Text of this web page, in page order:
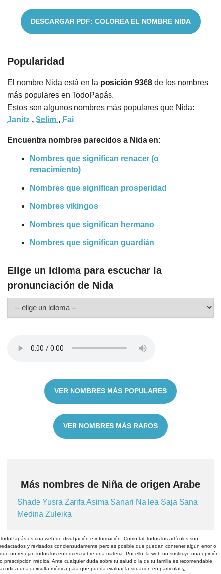
DESCARGAR PDF: COLOREA EL NOMBRE NIDA
Popularidad
El nombre Nida está en la posición 9368 de los nombres
más populares en TodoPapás.
Estos son algunos nombres más populares que Nida:
Janitz , Selim , Fai
Encuentra nombres parecidos a Nida en:
Nombres que significan renacer (o
renacimiento)
Nombres que significan prosperidad
Nombres vikingos
Nombres que significan hermano
Nombres que significan guardián
Elige un idioma para escuchar la
pronunciación de Nida
VER NOMBRES MÁS POPULARES
VER NOMBRES MÁS RAROS
Más nombres de Niña de origen Arabe
Shade Yusra Zarifa Asima Sanari Nailea Saja Sana
Medina Zuleika
TodoPapás es una web de divulgación e información. Como tal, todos los artículos son
redactados y revisados concienzudamente pero es posible que puedan contener algún error o
que no recojan todos los enfoques sobre una materia. Por ello, la web no sustituye una opinión
o prescripción médica. Ante cualquier duda sobre tu salud o la de tu familia es recomendable
acudir a una consulta médica para que pueda evaluar la situación en particular y,